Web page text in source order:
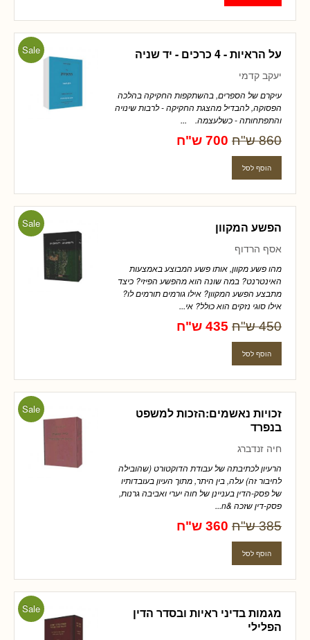
Sale על הראיות - 4 כרכים - יד שניה
יעקב קדמי
עיקרם של הספרים, בהשתקפות החקיקה בהלכה
הפסוקה, להבדיל מהצגת החקיקה - לרבות שינויה
והתפתחותה - כשלעצמה. ...
860 ש"ח 700 ש"ח
Sale הפשע המקוון
אסף הרדוף
מהו פשע מקוון, אותו פשע המבוצע באמצעות
האינטרנט? במה שונה הוא מהפשע הפיזי? כיצד
מתבצע הפשע המקוון? אילו גורמים תורמים לו?
אילו סוגי נזקים הוא כולל? אי...
450 ש"ח 435 ש"ח
Sale
זכויות נאשמים:הזכות למשפט
בנפרד
חיה זנדברג
הרעיון לכתיבתה של עבודת הדוקטורט (שהובילה
לחיבור זה) עלה, בין היתר, מתוך העיון בעובדותיו
של פסק-הדין בעניינן של חוה יערי ואביבה גרנות,
פסק-דין שזכה &n...
385 ש"ח 360 ש"ח
Sale
מגמות בדיני ראיות ובסדר הדין
הפלילי